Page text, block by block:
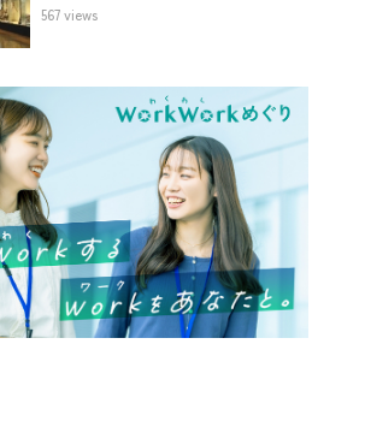
567 views